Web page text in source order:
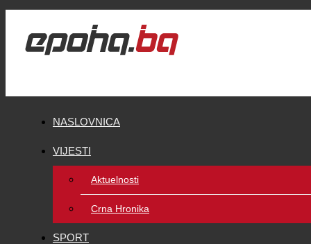
NASLOVNICA
VIJESTI
Aktuelnosti
Crna Hronika
SPORT